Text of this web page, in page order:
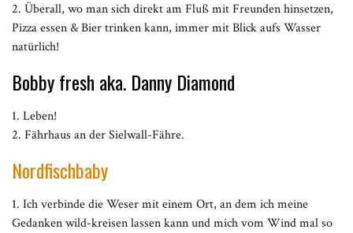
2. Überall, wo man sich direkt am Fluß mit Freunden hinsetzen,
Pizza essen & Bier trinken kann, immer mit Blick aufs Wasser
natürlich!
Bobby fresh aka. Danny Diamond
1. Leben!
2. Fährhaus an der Sielwall-Fähre.
Nordfischbaby
1. Ich verbinde die Weser mit einem Ort, an dem ich meine
Gedanken wild-kreisen lassen kann und mich vom Wind mal so